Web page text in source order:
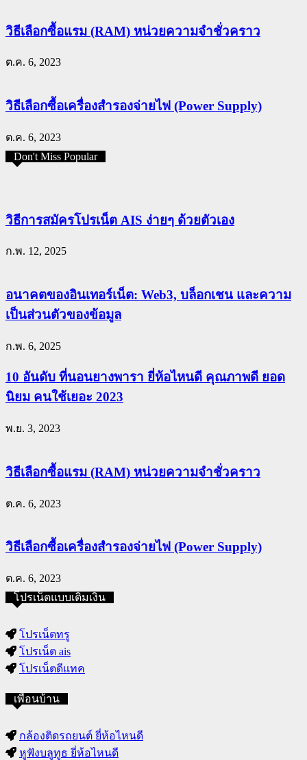
วิธีเลือกซื้อแรม (RAM) หน่วยความจำชั่วคราว
ต.ค. 6, 2023
วิธีเลือกซื้อเครื่องสำรองจ่ายไฟ (Power Supply)
ต.ค. 6, 2023
Don't Miss Popular
วิธีการสมัครโปรเน็ต AIS ง่ายๆ ด้วยตัวเอง
ก.พ. 12, 2025
อนาคตของอินเทอร์เน็ต: Web3, บล็อกเชน และความ
เป็นส่วนตัวของข้อมูล
ก.พ. 6, 2025
10 อันดับ ที่นอนยางพารา ยี่ห้อไหนดี คุณภาพดี ยอด
นิยม คนใช้เยอะ 2023
พ.ย. 3, 2023
วิธีเลือกซื้อแรม (RAM) หน่วยความจำชั่วคราว
ต.ค. 6, 2023
วิธีเลือกซื้อเครื่องสำรองจ่ายไฟ (Power Supply)
ต.ค. 6, 2023
โปรเน็ตแบบเติมเงิน
โปรเน็ตทรู
โปรเน็ต ais
โปรเน็ตดีแทค
เพื่อนบ้าน
กล้องติดรถยนต์ ยี่ห้อไหนดี
หูฟังบลูทูธ ยี่ห้อไหนดี